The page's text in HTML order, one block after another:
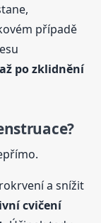
případě
po zklidnění
?
a snížit
cvičení